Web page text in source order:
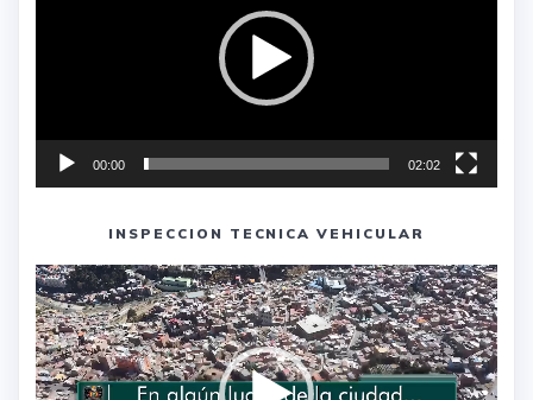
00:00 02:02
INSPECCION TECNICA VEHICULAR
Reproductor
de
vídeo